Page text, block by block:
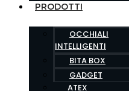
PRODOTTI
OCCHIALI
INTELLIGENTI
BITA BOX
GADGET
ATEX